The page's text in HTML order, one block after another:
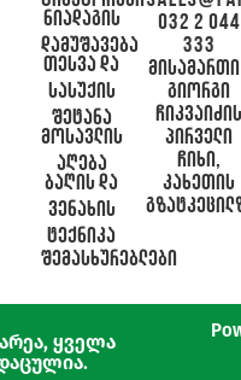
ნიადაგის
დამუშავება
თესვა და
სასუქის
შეტანა
მოსავლის
აღება
ბაღის და
ვენახის
ტექნიკა
შემასხურებლები
032 2 044
333
გიორგი
ჩიკვაიძის
პირველი
ჩიხი,
კახეთის
ყველა